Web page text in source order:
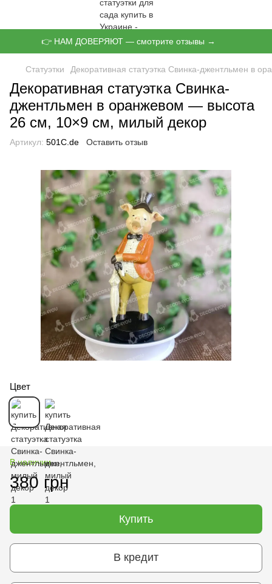
👉 НАМ ДОВЕРЯЮТ — смотрите отзывы →
Статуэтки Декоративная статуэтка Свинка-джентльмен в
Декоративная статуэтка Свинка-
джентльмен в оранжевом — высота
26 см, 10×9 см, милый декор
Артикул: 501С.de Оставить отзыв
Цвет
В наличии
380 грн
Купить
В кредит